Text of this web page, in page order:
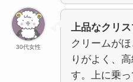
30代女性
上品なクリ
クリームが
りがよく、
す。上に乗